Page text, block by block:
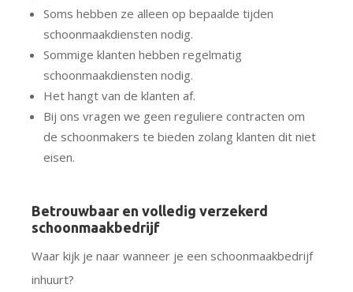
Soms hebben ze alleen op bepaalde tijden
schoonmaakdiensten nodig.
Sommige klanten hebben regelmatig
schoonmaakdiensten nodig.
Het hangt van de klanten af.
Bij ons vragen we geen reguliere contracten om
de schoonmakers te bieden zolang klanten dit niet
eisen.
Betrouwbaar en volledig verzekerd
schoonmaakbedrijf
Waar kijk je naar wanneer je een schoonmaakbedrijf
inhuurt?